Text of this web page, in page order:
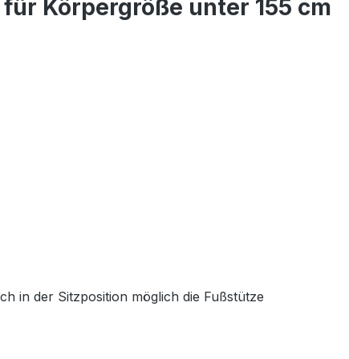
Körpergröße unter 155 cm
in der Sitzposition möglich die Fußstütze